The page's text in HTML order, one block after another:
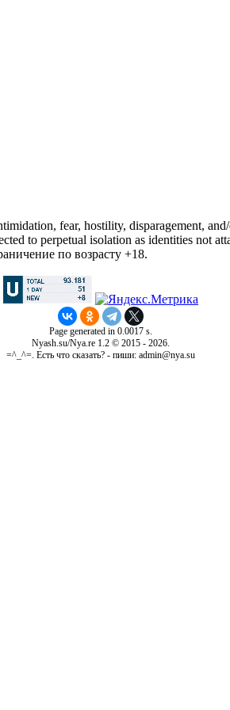
fear, hostility, disparagement,
to perpetual isolation as identities not
по возрасту +18.
Page generated in 0.0017 s.
Nyash.su/Nya.re 1.2 © 2015 - 2026.
=^_^=. Есть что сказать? - пиши: admin@nya.su